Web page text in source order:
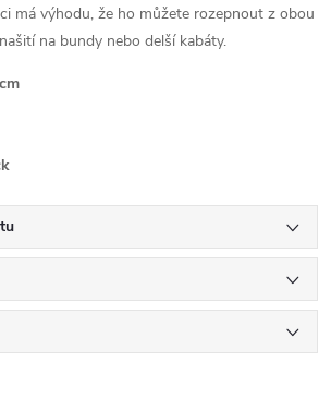
má výhodu, že ho můžete rozepnout z obou
na bundy nebo delší kabáty.